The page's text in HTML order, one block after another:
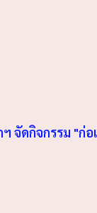
ดกิจกรรม "ก่อ